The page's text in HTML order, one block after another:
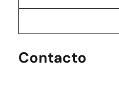
Contacto